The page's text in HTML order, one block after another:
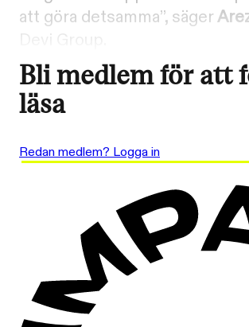
att göra detsamma”, säger
Bli medlem för att
läsa
Redan medlem? Logga in